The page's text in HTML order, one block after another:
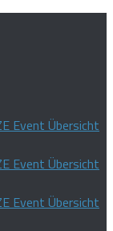
Event Übersicht
Event Übersicht
Event Übersicht